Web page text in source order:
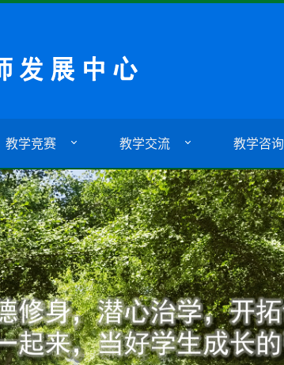
教学竞赛 教学交流 教学咨询